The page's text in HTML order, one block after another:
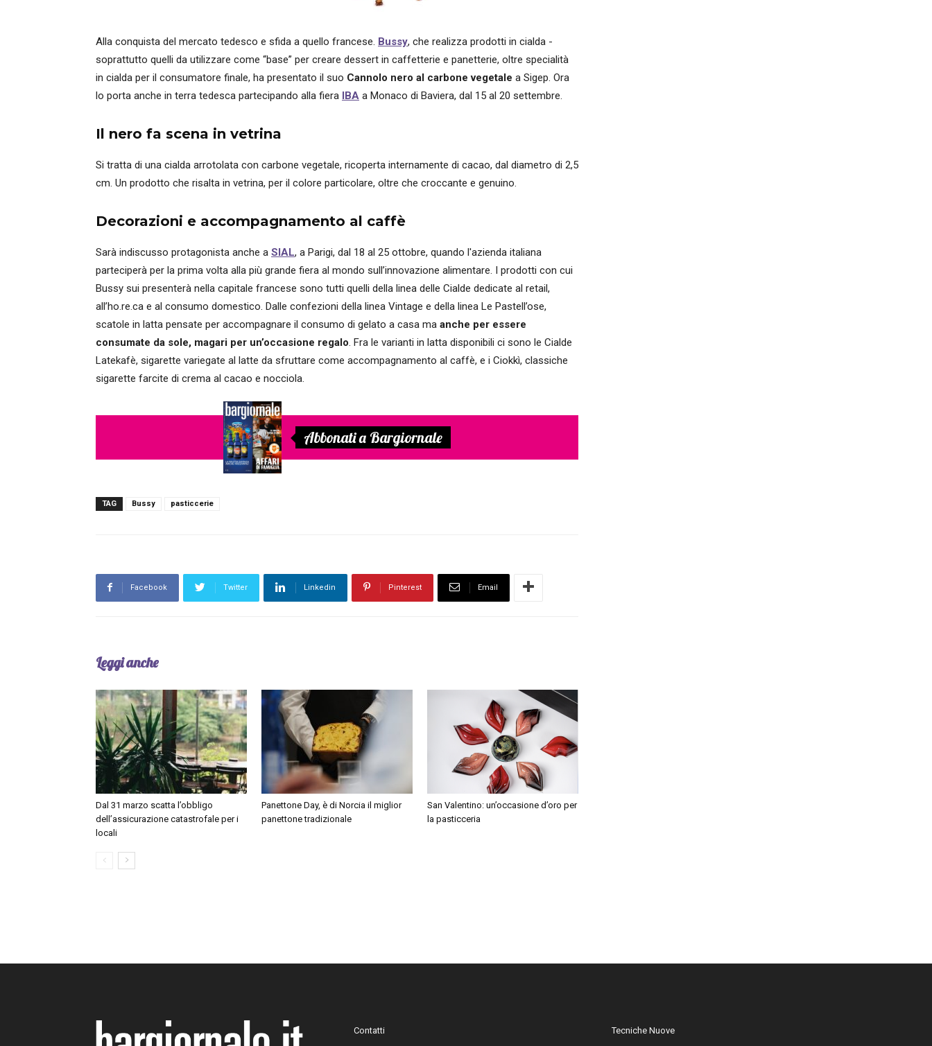
Alla conquista del mercato tedesco e sfida a quello francese. Bussy, che realizza prodotti in cialda -
soprattutto quelli da utilizzare come “base” per creare dessert in caffetterie e panetterie, oltre specialità
in cialda per il consumatore finale, ha presentato il suo Cannolo nero al carbone vegetale a Sigep. Ora
lo porta anche in terra tedesca partecipando alla fiera IBA a Monaco di Baviera, dal 15 al 20 settembre.
Il nero fa scena in vetrina
Si tratta di una cialda arrotolata con carbone vegetale, ricoperta internamente di cacao, dal diametro di 2,5
cm. Un prodotto che risalta in vetrina, per il colore particolare, oltre che croccante e genuino.
Decorazioni e accompagnamento al caffè
Sarà indiscusso protagonista anche a SIAL, a Parigi, dal 18 al 25 ottobre, quando l'azienda italiana
parteciperà per la prima volta alla più grande fiera al mondo sull’innovazione alimentare. I prodotti con cui
Bussy sui presenterà nella capitale francese sono tutti quelli della linea delle Cialde dedicate al retail,
all’ho.re.ca e al consumo domestico. Dalle confezioni della linea Vintage e della linea Le Pastell’ose,
scatole in latta pensate per accompagnare il consumo di gelato a casa ma anche per essere
consumate da sole, magari per un’occasione regalo. Fra le varianti in latta disponibili ci sono le Cialde
Latekafè, sigarette variegate al latte da sfruttare come accompagnamento al caffè, e i Ciokkì, classiche
sigarette farcite di crema al cacao e nocciola.
Abbonati a Bargiornale
TAG Bussy pasticcerie
Facebook Twitter Linkedin Pinterest Email
Leggi anche
Dal 31 marzo scatta l’obbligo
dell’assicurazione catastrofale per i
locali
Panettone Day, è di Norcia il miglior
panettone tradizionale
San Valentino: un’occasione d’oro per
la pasticceria
Contatti Tecniche Nuove